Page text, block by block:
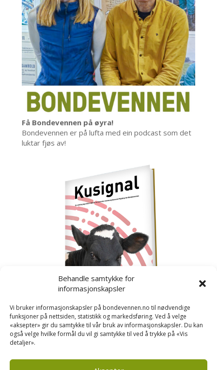
Behandle samtykke for
informasjonskapsler
Vi bruker informasjonskapsler på bondevennen.no til nødvendige
funksjoner på nettsiden, statistikk og markedsføring. Ved å velge
«aksepter» gir du samtykke til vår bruk av informasjonskapsler. Du kan
også velge hvilke formål du vil gi samtykke til ved å trykke på «Vis
detaljer».
Få Bondevennen på øyra!
Bondevennen er på lufta med ein podcast som det
luktar fjøs av!
Kusignal